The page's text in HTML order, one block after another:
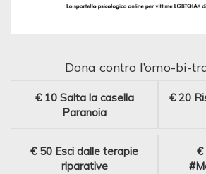
Dona contro l’omo-bi-
€ 10 Salta la casella
Paranoia
€ 20
€ 50 Esci dalle terapie
riparative
€